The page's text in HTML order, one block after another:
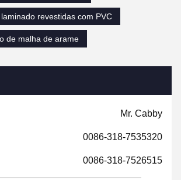
revestidas com PVC
de malha de arame
Mr. Cabby
0086-318-7535320
0086-318-7526515